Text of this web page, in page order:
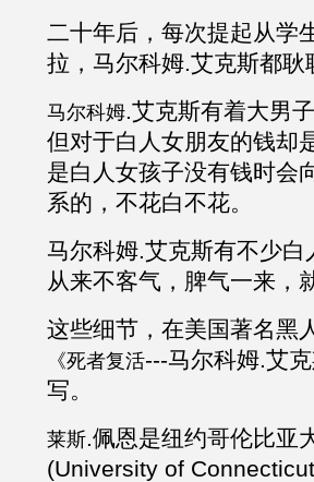
二十年后，每次提起从学
拉，马尔科姆.艾克斯都耿
马尔科姆.艾克斯有着大男
但对于白人女朋友的钱却
是白人女孩子没有钱时会
系的，不花白不花。
马尔科姆.艾克斯有不少白
从来不客气，脾气一来，
这些细节，在美国著名黑
《死者复活---马尔科姆.艾
写。
莱斯.佩恩是纽约哥伦比亚
(University of